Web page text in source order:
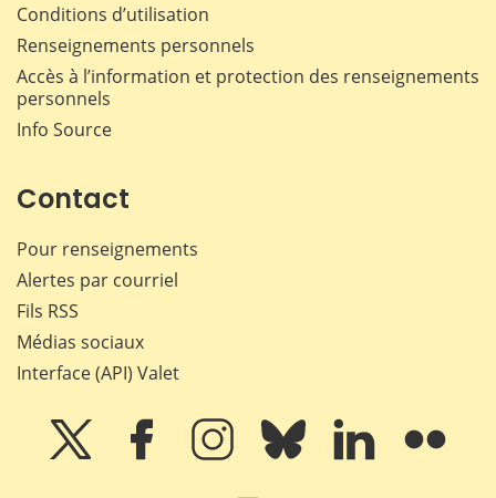
Conditions d’utilisation
Renseignements personnels
Accès à l’information et protection des renseignements
personnels
Info Source
Contact
Pour renseignements
Alertes par courriel
Fils RSS
Médias sociaux
Interface (API) Valet